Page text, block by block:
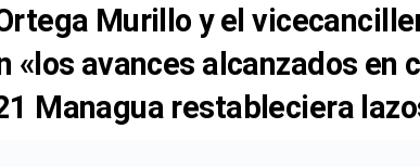
Murillo y el
«los avances alcanzados en
Managua restableciera